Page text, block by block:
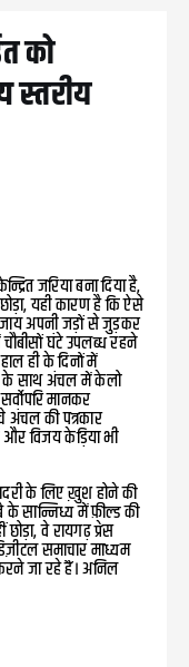
को
स्तरीय
जरिया बना दिया है,
यही कारण है कि ऐसे
अपनी जड़ों से जुड़कर
घंटे उपलब्ध रहने
ही के दिनों में
के साथ अंचल में केलो
मानकर
अंचल की पत्रकार
और विजय केड़िया भी
के लिए ख़ुश होने की
के सान्निध्य में फ़ील्ड की
वे रायगढ़ प्रेस
समाचार माध्यम
जा रहे हैं। अनिल